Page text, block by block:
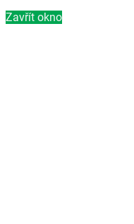
Zavřít okno